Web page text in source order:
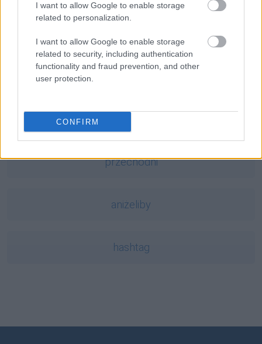
I want to allow Google to enable storage
related to personalization.
I want to allow Google to enable storage
related to security, including authentication
functionality and fraud prevention, and other
user protection.
CONFIRM
przechodni
aniżeliby
hashtag